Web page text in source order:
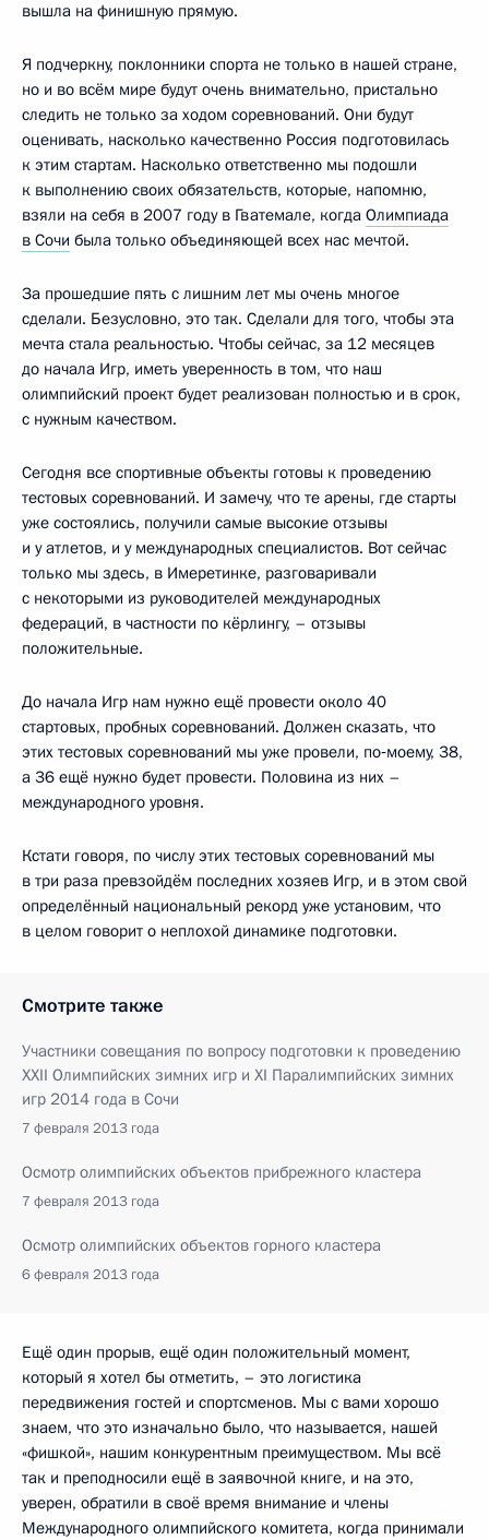
вышла на финишную прямую.
Я подчеркну, поклонники спорта не только в нашей стране,
но и во всём мире будут очень внимательно, пристально
следить не только за ходом соревнований. Они будут
оценивать, насколько качественно Россия подготовилась
к этим стартам. Насколько ответственно мы подошли
к выполнению своих обязательств, которые, напомню,
взяли на себя в 2007 году в Гватемале, когда Олимпиада
в Сочи была только объединяющей всех нас мечтой.
За прошедшие пять с лишним лет мы очень многое
сделали. Безусловно, это так. Сделали для того, чтобы эта
мечта стала реальностью. Чтобы сейчас, за 12 месяцев
до начала Игр, иметь уверенность в том, что наш
олимпийский проект будет реализован полностью и в срок,
с нужным качеством.
Сегодня все спортивные объекты готовы к проведению
тестовых соревнований. И замечу, что те арены, где старты
уже состоялись, получили самые высокие отзывы
и у атлетов, и у международных специалистов. Вот сейчас
только мы здесь, в Имеретинке, разговаривали
с некоторыми из руководителей международных
федераций, в частности по кёрлингу, – отзывы
положительные.
До начала Игр нам нужно ещё провести около 40
стартовых, пробных соревнований. Должен сказать, что
этих тестовых соревнований мы уже провели, по‑моему, 38,
а 36 ещё нужно будет провести. Половина из них –
международного уровня.
Кстати говоря, по числу этих тестовых соревнований мы
в три раза превзойдём последних хозяев Игр, и в этом свой
определённый национальный рекорд уже установим, что
в целом говорит о неплохой динамике подготовки.
Смотрите также
Участники совещания по вопросу подготовки к проведению
XXII Олимпийских зимних игр и XI Паралимпийских зимних
игр 2014 года в Сочи
7 февраля 2013 года
Осмотр олимпийских объектов прибрежного кластера
7 февраля 2013 года
Осмотр олимпийских объектов горного кластера
6 февраля 2013 года
Ещё один прорыв, ещё один положительный момент,
который я хотел бы отметить, – это логистика
передвижения гостей и спортсменов. Мы с вами хорошо
знаем, что это изначально было, что называется, нашей
«фишкой», нашим конкурентным преимуществом. Мы всё
так и преподносили ещё в заявочной книге, и на это,
уверен, обратили в своё время внимание и члены
Международного олимпийского комитета, когда принимали